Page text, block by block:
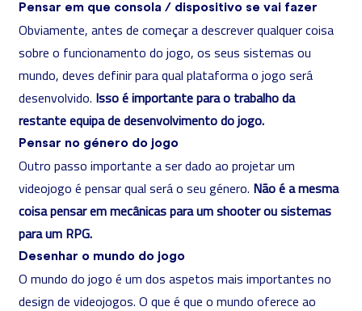
Pensar em que consola / dispositivo se vai fazer
Obviamente, antes de começar a descrever qualquer coisa
sobre o funcionamento do jogo, os seus sistemas ou
mundo, deves definir para qual plataforma o jogo será
desenvolvido. Isso é importante para o trabalho da
restante equipa de desenvolvimento do jogo.
Pensar no género do jogo
Outro passo importante a ser dado ao projetar um
videojogo é pensar qual será o seu género. Não é a mesma
coisa pensar em mecânicas para um shooter ou sistemas
para um RPG.
Desenhar o mundo do jogo
O mundo do jogo é um dos aspetos mais importantes no
design de videojogos. O que é que o mundo oferece ao